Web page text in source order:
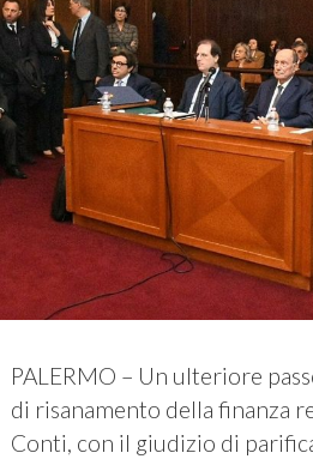
PALERMO – Un ulteriore
di risanamento della finanza
Conti, con il giudizio di